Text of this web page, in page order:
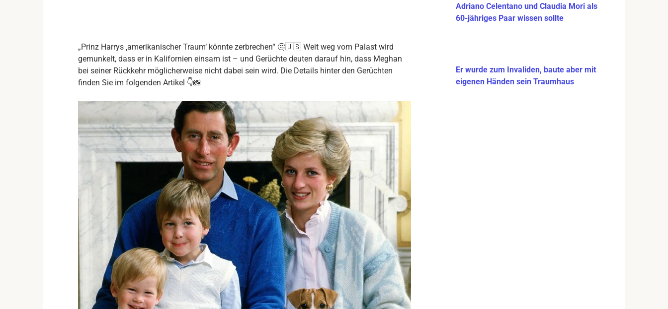
„Prinz Harrys ‚amerikanischer Traum‘ könnte zerbrechen“ 🤔🇺🇸 Weit weg vom Palast wird
gemunkelt, dass er in Kalifornien einsam ist – und Gerüchte deuten darauf hin, dass Meghan
bei seiner Rückkehr möglicherweise nicht dabei sein wird. Die Details hinter den Gerüchten
finden Sie im folgenden Artikel 👇📸
Adriano Celentano und Claudia Mori als
60-jähriges Paar wissen sollte
Er wurde zum Invaliden, baute aber mit
eigenen Händen sein Traumhaus